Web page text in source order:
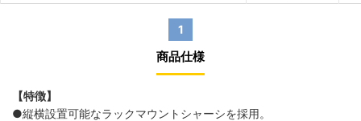
1
商品仕様
【特徴】
●縦横設置可能なラックマウントシャーシを採用。